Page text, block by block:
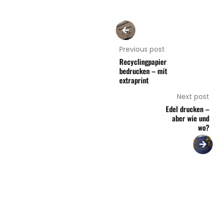
Previous post
Recyclingpapier
bedrucken – mit
extraprint
Next post
Edel drucken –
aber wie und
wo?